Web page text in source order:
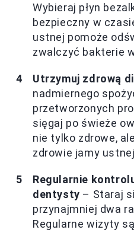
Wybieraj płyn
bezpieczny w
ustnej pomoże
zwalczyć bakterie
Utrzymuj zdrową
nadmiernego
przetworzonych
sięgaj po świeże
nie tylko zdrowe,
zdrowie jamy
Regularnie
dentysty – Staraj
przynajmniej dwa
Regularne wizyty